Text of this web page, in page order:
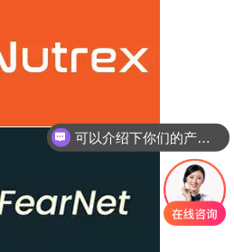
你们是怎么收费的呢